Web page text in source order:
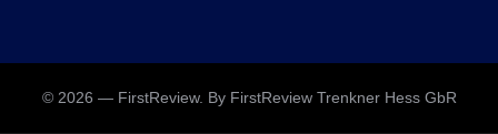
© 2026 — FirstReview. By FirstReview Trenkner Hess GbR